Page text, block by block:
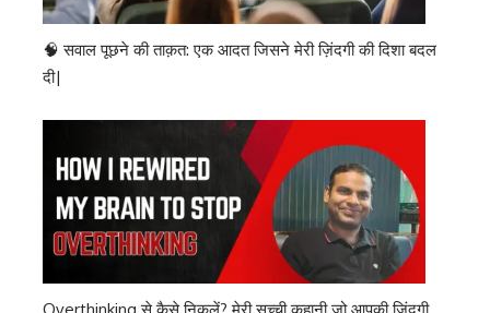
🧠 सवाल पूछने की ताक़त: एक आदत जिसने मेरी ज़िंदगी की दिशा बदल
दी|